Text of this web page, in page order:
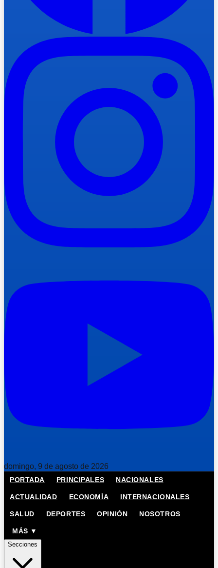
domingo, 9 de agosto de 2026
PORTADA PRINCIPALES NACIONALES
ACTUALIDAD ECONOMÍA INTERNACIONALES
SALUD DEPORTES OPINIÓN NOSOTROS
MÁS ▼
Secciones